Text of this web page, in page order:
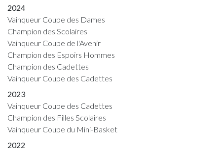
2024
Vainqueur Coupe des Dames
Champion des Scolaires
Vainqueur Coupe de l'Avenir
Champion des Espoirs Hommes
Champion des Cadettes
Vainqueur Coupe des Cadettes
2023
Vainqueur Coupe des Cadettes
Champion des Filles Scolaires
Vainqueur Coupe du Mini-Basket
2022